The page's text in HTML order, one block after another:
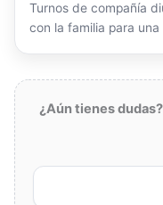
Turnos de compañía
con la familia para
¿Aún tienes